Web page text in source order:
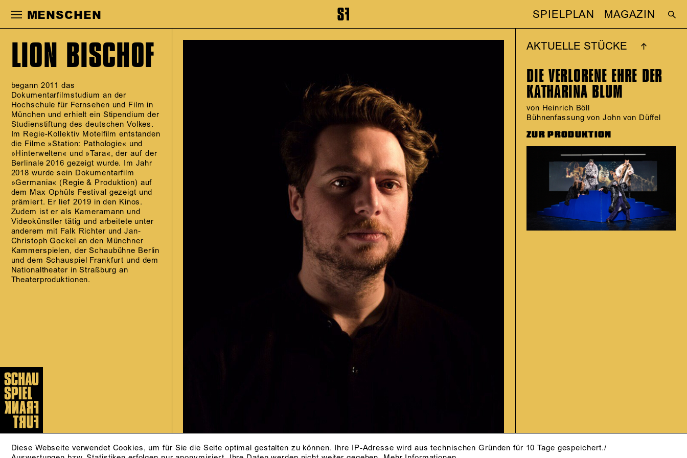
Zur Hauptnavigation springen Zum Footer springen
MENSCHEN SPIELPLAN MAGAZIN
Diese Webseite verwendet Cookies, um für Sie die Seite optimal gestalten zu können. Ihre IP-Adresse wird aus technischen Gründen für 10 Tage gespeichert./
LION BISCHOF
begann 2011 das
Dokumentarfilmstudium an der
Hochschule für Fernsehen und Film in
München und erhielt ein Stipendium der
Studienstiftung des deutschen Volkes.
Im Regie-Kollektiv Motelfilm entstanden
die Filme »Station: Pathologie« und
»Hinterwelten« und »Tara«, der auf der
Berlinale 2016 gezeigt wurde. Im Jahr
2018 wurde sein Dokumentarfilm
»Germania« (Regie & Produktion) auf
dem Max Ophüls Festival gezeigt und
prämiert. Er lief 2019 in den Kinos.
Zudem ist er als Kameramann und
Videokünstler tätig und arbeitete unter
anderem mit Falk Richter und Jan-
Christoph Gockel an den Münchner
Kammerspielen, der Schaubühne Berlin
und dem Schauspiel Frankfurt und dem
Nationaltheater in Straßburg an
Theaterproduktionen.
AKTUELLE STÜCKE
DIE VERLORENE EHRE DER
KATHARINA BLUM
von Heinrich Böll
Bühnenfassung von John von Düffel
ZUR PRODUKTION